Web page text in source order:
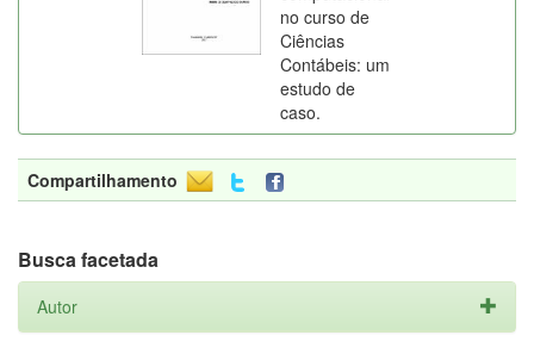
no curso de
Ciências
Contábeis: um
estudo de
caso.
Compartilhamento
Busca facetada
Autor